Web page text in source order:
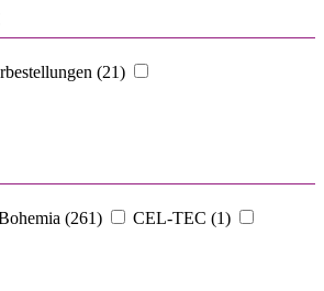
(21)
(261) CEL-TEC (1)